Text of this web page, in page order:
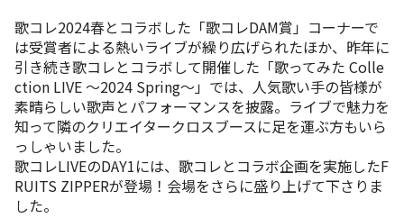
歌コレ2024春とコラボした「歌コレDAM賞」コーナーで
は受賞者による熱いライブが繰り広げられたほか、昨年に
引き続き歌コレとコラボして開催した「歌ってみた Colle
ction LIVE 〜2024 Spring〜」では、人気歌い手の皆様が
素晴らしい歌声とパフォーマンスを披露。ライブで魅力を
知って隣のクリエイタークロスブースに足を運ぶ方もいら
っしゃいました。
歌コレLIVEのDAY1には、歌コレとコラボ企画を実施したF
RUITS ZIPPERが登場！会場をさらに盛り上げて下さりま
した。